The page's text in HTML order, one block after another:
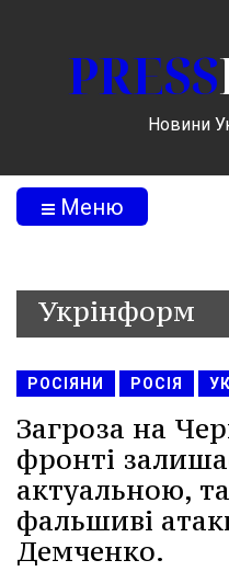
PRESS
Новини
Меню
Укрінформ
РОСІЯНИ РОСІЯ
Загроза на
фронті
актуальною,
фальшиві
Демченко.